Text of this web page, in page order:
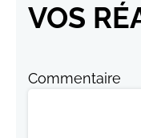
VOS
Commentaire